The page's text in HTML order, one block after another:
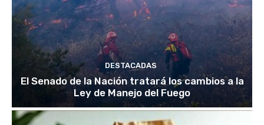
DESTACADAS
El Senado de la Nación tratará los cambios a la
Ley de Manejo del Fuego